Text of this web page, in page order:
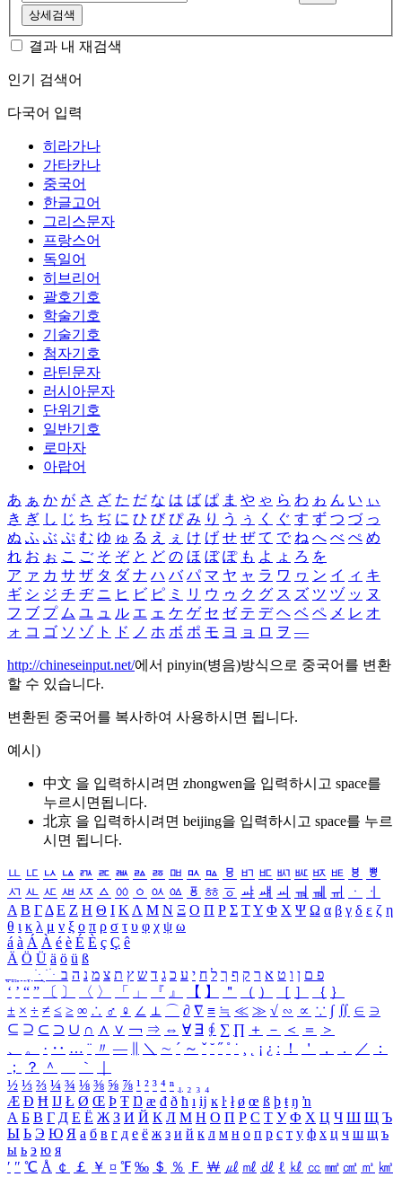
상세검색
결과 내 재검색
인기 검색어
다국어 입력
히라가나
가타카나
중국어
한글고어
그리스문자
프랑스어
독일어
히브리어
괄호기호
학술기호
기술기호
첨자기호
라틴문자
러시아문자
단위기호
일반기호
로마자
아랍어
あ ぁ か が さ ざ た だ な は ば ぱ ま や ゃ ら わ ゎ ん い ぃ
き ぎ し じ ち ぢ に ひ び ぴ み り う ぅ く ぐ す ず つ づ っ
ぬ ふ ぶ ぷ む ゆ ゅ る え ぇ け げ せ ぜ て で ね へ べ ぺ め
れ お ぉ こ ご そ ぞ と ど の ほ ぼ ぽ も よ ょ ろ を
ア ァ カ サ ザ タ ダ ナ ハ バ パ マ ヤ ャ ラ ワ ヮ ン イ ィ キ
ギ シ ジ チ ヂ ニ ヒ ビ ピ ミ リ ウ ゥ ク グ ス ズ ツ ヅ ッ ヌ
フ ブ プ ム ユ ュ ル エ ェ ケ ゲ セ ゼ テ デ ヘ ベ ペ メ レ オ
ォ コ ゴ ソ ゾ ト ド ノ ホ ボ ポ モ ヨ ョ ロ ヲ ―
http://chineseinput.net/에서 pinyin(병음)방식으로 중국어를 변환
할 수 있습니다.
변환된 중국어를 복사하여 사용하시면 됩니다.
예시)
中文 을 입력하시려면 zhongwen을 입력하시고 space를
누르시면됩니다.
北京 을 입력하시려면 beijing을 입력하시고 space를 누르
시면 됩니다.
ㅥ ㅦ ㅧ ㅨ ㅩ ㅪ ㅫ ㅬ ㅭ ㅮ ㅯ ㅰ ㅱ ㅲ ㅳ ㅴ ㅵ ㅶ ㅷ ㅸ
ㅹ
ㅺ ㅻ ㅼ ㅽ ㅾ ㅿ ㆀ ㆁ ㆂ ㆃ ㆄ ㆅ ㆆ ㆇ ㆈ ㆉ ㆊ ㆋ ㆌ ㆍ
ㆎ
Α Β ΓΔ Ε Ζ Η Θ Ι ΚΛ Μ Ν Ξ Ο Π Ρ Σ ΤΥ Φ Χ Ψ Ω α β γ δ ε ζ η
θ ι κ λ μ ν ξ ο π ρ σ τ υ φ χ ψ ω
á à Á À é è É È ç Ç ê
Ä Ö Ü ä ö ü ß
ִֶֹ ֻּ ׁׂ פ ם ן ו ט א ר ק ף ך ל ח י ע כ ג ד ש ץ ת צ מ נ ה ב
‘ ’ “ ” 〔 〕 〈 〉 「 」 『 』 【 】 ＂ （ ） ［ ］ ｛ ｝
± × ÷ ≠ ≤ ≥ ∞ ∴ ♂ ♀ ∠ ⊥ ⌒ ∂ ∇ ≡ ≒ ≪ ≫ √ ∽ ∝ ∵ ∫ ∬ ∈ ∋
⊆ ⊇ ⊂ ⊃ ∪ ∩ ∧ ∨ ￢ ⇒ ⇔ ∀ ∃ ∮ ∑ ∏ ＋ － ＜ ＝
＞
、
。 · ‥ … ¨ 〃 ― ＼ ∼ ´ ～ ˇ ˘ ˝ ˚ ˙ ¸ ¡ ¿ ː ！ ＇ ， ． ／
：
；
？ ＾ ｀
½ ⅓ ⅔ ¼ ¾ ⅛ ⅜ ⅝ ⅞ ¹ ² ³ ⁴ ⁿ ₁ ₂ ₃ ₄
Æ Ð Ħ Ĳ Ł Ø Œ Þ Ŧ Ŋ æ đ ð ħ ı ĳ ĸ ŀ ł ø œ ß þ ŧ ŋ ŉ
А Б В Г Д Е Ё Ж З И Й К Л М Н О П Р С Т У Ф Х Ц Ч Ш Щ Ъ
Ы Ь Э Ю Я а б в г д е ё ж з и й к л м н о п р с т у ф х ц ч ш щ ъ
ы ь э ю я
′ ″ ℃ Å ￠ ￡ ￥ ¤ ℉ ‰ ＄ ％ Ｆ ￦ ㎕ ㎖ ㎗ ℓ ㎘ ㏄ ㎣ ㎤ ㎥ ㎦